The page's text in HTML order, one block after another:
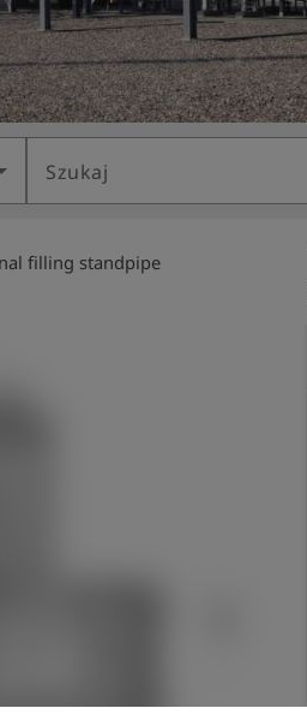
Szukaj
filling standpipe